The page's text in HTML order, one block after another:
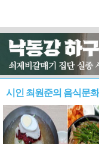
시인 최원준의 음식문